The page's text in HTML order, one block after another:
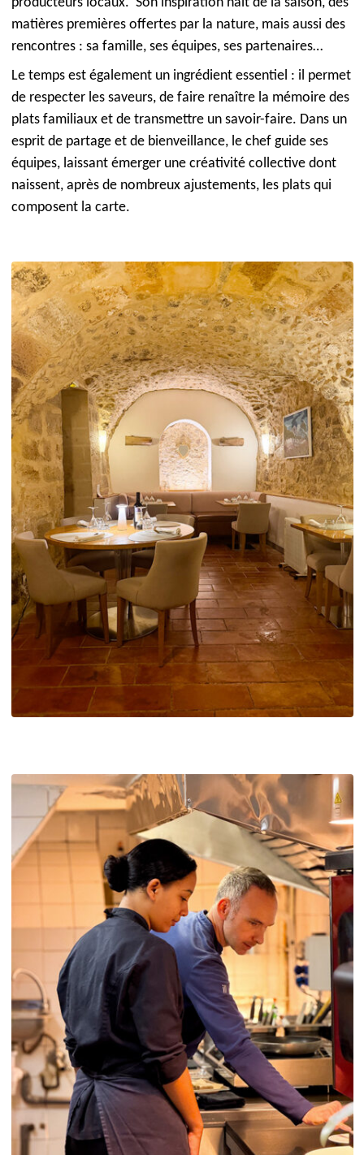
matières premières offertes par la nature, mais aussi des
rencontres : sa famille, ses équipes, ses partenaires…
Le temps est également un ingrédient essentiel : il permet
de respecter les saveurs, de faire renaître la mémoire des
plats familiaux et de transmettre un savoir-faire. Dans un
esprit de partage et de bienveillance, le chef guide ses
équipes, laissant émerger une créativité collective dont
naissent, après de nombreux ajustements, les plats qui
composent la carte.